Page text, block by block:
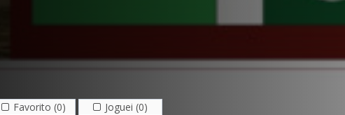
Favorito (0) Joguei (0)